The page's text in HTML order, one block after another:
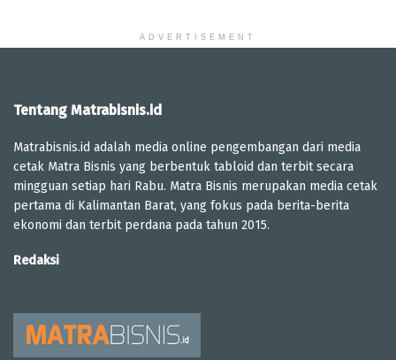
ADVERTISEMENT
Tentang Matrabisnis.id
Matrabisnis.id adalah media online pengembangan dari media
cetak Matra Bisnis yang berbentuk tabloid dan terbit secara
mingguan setiap hari Rabu. Matra Bisnis merupakan media cetak
pertama di Kalimantan Barat, yang fokus pada berita-berita
ekonomi dan terbit perdana pada tahun 2015.
Redaksi